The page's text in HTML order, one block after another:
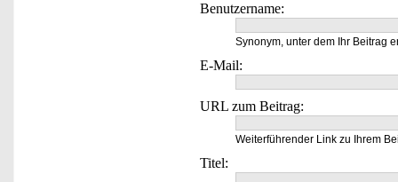
Benutzername:
Synonym, unter dem Ihr Beitrag
E-Mail:
URL zum Beitrag:
Weiterführender Link zu Ihrem
Titel: